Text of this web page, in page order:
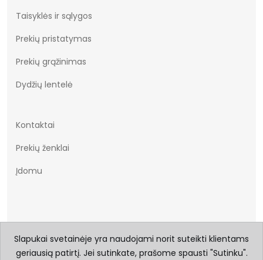
Taisyklės ir sąlygos
Prekių pristatymas
Prekių grąžinimas
Dydžių lentelė
Kontaktai
Prekių ženklai
Įdomu
Slapukai svetainėje yra naudojami norit suteikti klientams
geriausią patirtį. Jei sutinkate, prašome spausti "Sutinku".